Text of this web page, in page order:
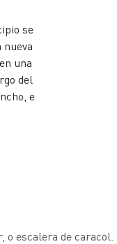
se
una
del
e
escalera de caracol.